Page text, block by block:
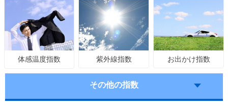
体感温度指数 紫外線指数 お出かけ指数
その他の指数